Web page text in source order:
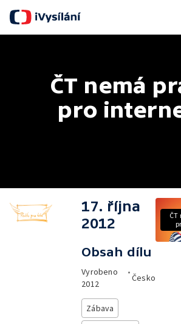
ČT nemá
pro
17. října
2012
Obsah dílu
Vyrobeno
2012
•
Česko
Zábava
ČT